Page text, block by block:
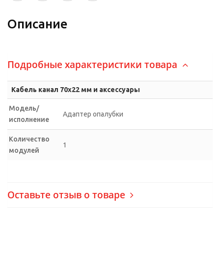
Описание
Подробные характеристики товара
Кабель канал 70х22 мм и аксессуары
Модель/
исполнение
Адаптер опалубки
Количество
модулей
1
Оставьте отзыв о товаре